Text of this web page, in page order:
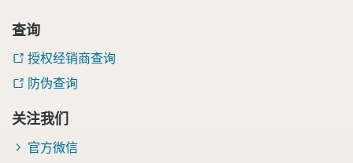
查询
授权经销商查询
防伪查询
关注我们
官方微信